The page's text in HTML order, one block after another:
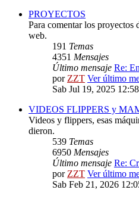
PROYECTOS
Para comentar los proyectos
web.
191 Temas
4351 Mensajes
Último mensaje Re:
porZZT Ver último
Sab Jul 19, 2025
VIDEOS FLIPPERS y
Videos y flippers, esas
dieron.
539 Temas
6950 Mensajes
Último mensaje Re:
porZZT Ver último
Sab Feb 21, 2026